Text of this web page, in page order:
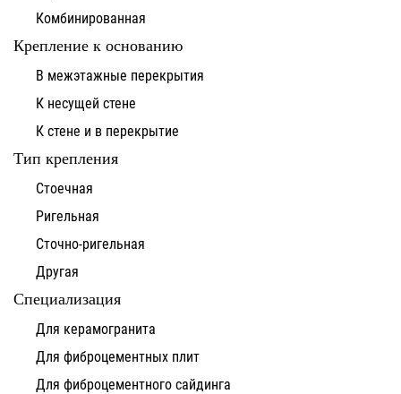
Комбинированная
Крепление к основанию
В межэтажные перекрытия
К несущей стене
К стене и в перекрытие
Тип крепления
Стоечная
Ригельная
Сточно-ригельная
Другая
Специализация
Для керамогранита
Для фиброцементных плит
Для фиброцементного сайдинга